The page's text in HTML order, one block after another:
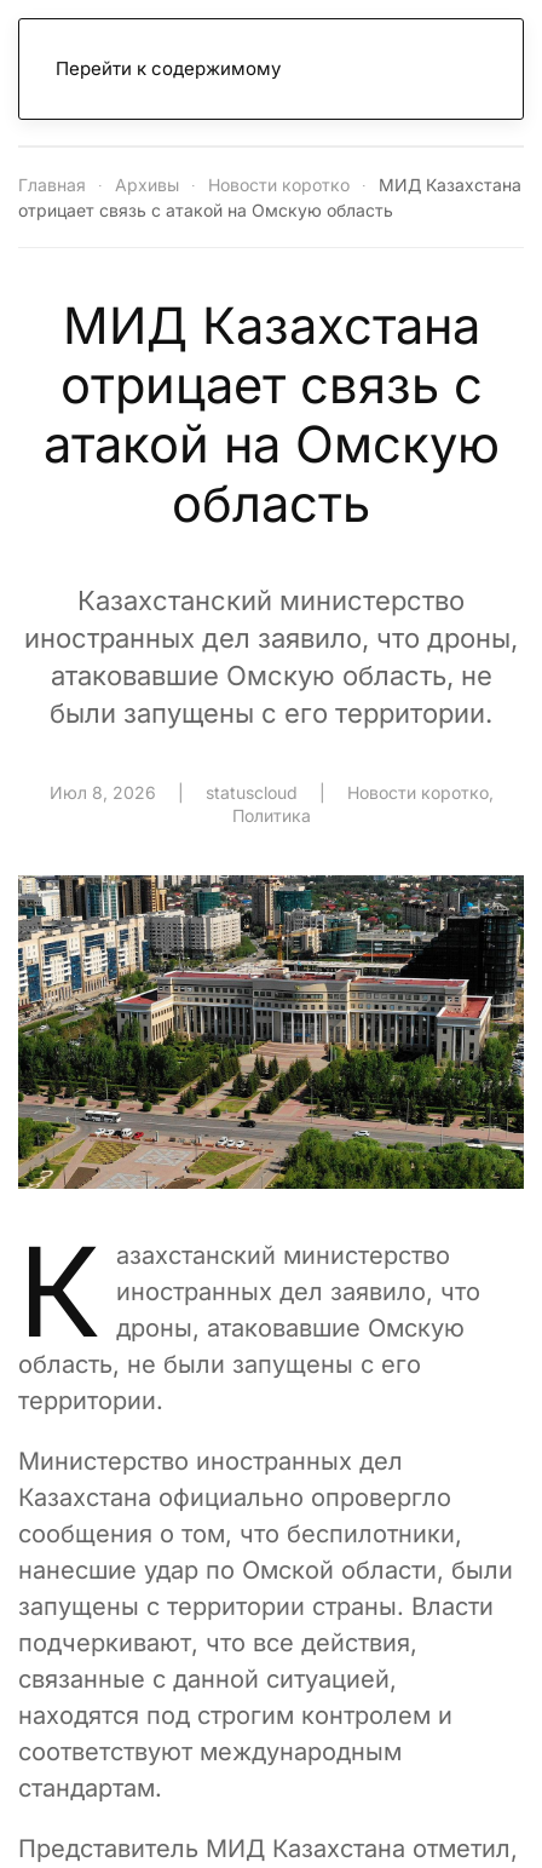
Перейти к содержимому
Главная Архивы Новости коротко
МИД Казахстана
отрицает связь с атакой на Омскую область
МИД Казахстана
отрицает связь с
атакой на Омскую
область
Казахстанский министерство
иностранных дел заявило, что дроны,
атаковавшие Омскую область, не
были запущены с его территории.
Июл 8, 2026 statuscloud Новости коротко,
Политика
К
азахстанский министерство
иностранных дел заявило, что
дроны, атаковавшие Омскую
область, не были запущены с его
территории.
Министерство иностранных дел
Казахстана официально опровергло
сообщения о том, что беспилотники,
нанесшие удар по Омской области, были
запущены с территории страны. Власти
подчеркивают, что все действия,
связанные с данной ситуацией,
находятся под строгим контролем и
соответствуют международным
стандартам.
Представитель МИД Казахстана отметил,